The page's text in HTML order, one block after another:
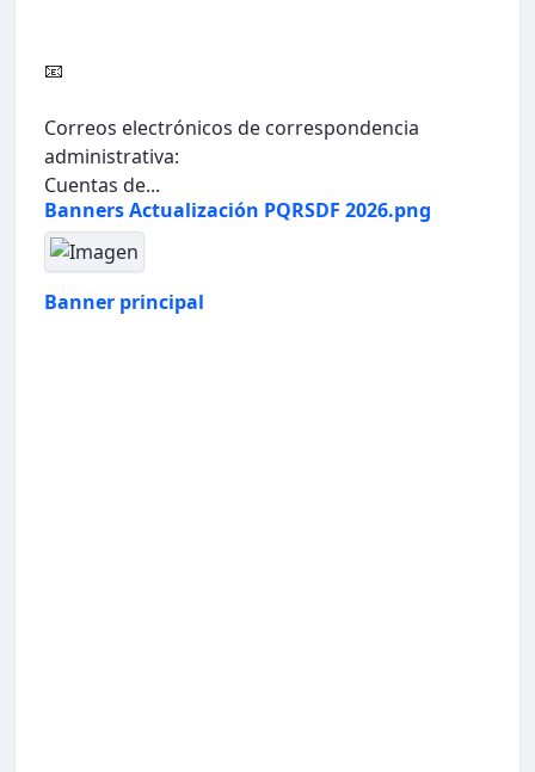
📧
Correos electrónicos de correspondencia
administrativa:
Cuentas de...
Banners Actualización PQRSDF 2026.png
Banner principal